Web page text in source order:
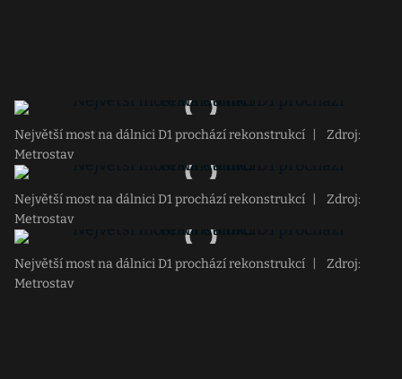
Největší most na dálnici D1 prochází rekonstrukcí
Zdroj:
Metrostav
Největší most na dálnici D1 prochází rekonstrukcí
Zdroj:
Metrostav
Největší most na dálnici D1 prochází rekonstrukcí
Zdroj:
Metrostav